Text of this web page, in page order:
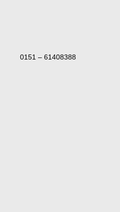
0151 – 61408388